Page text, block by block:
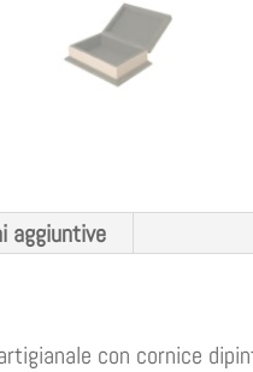
aggiuntive
con cornice